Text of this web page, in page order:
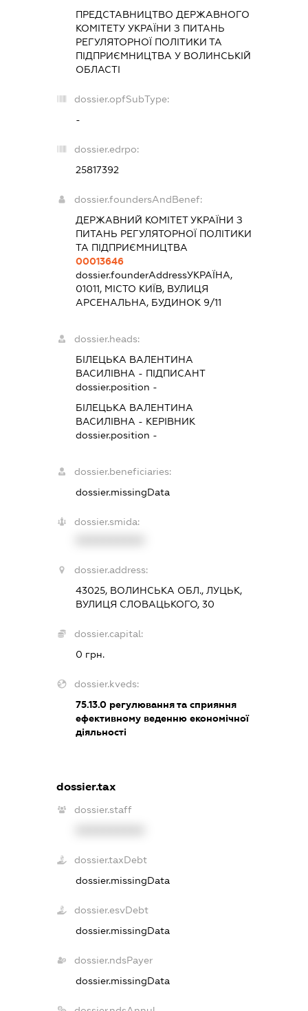
ПРЕДСТАВНИЦТВО ДЕРЖАВНОГО
КОМІТЕТУ УКРАЇНИ З ПИТАНЬ
РЕГУЛЯТОРНОЇ ПОЛІТИКИ ТА
ПІДПРИЄМНИЦТВА У ВОЛИНСЬКІЙ
ОБЛАСТІ
dossier.opfSubType:
-
dossier.edrpo:
25817392
dossier.foundersAndBenef:
ДЕРЖАВНИЙ КОМІТЕТ УКРАЇНИ З
ПИТАНЬ РЕГУЛЯТОРНОЇ ПОЛІТИКИ
ТА ПІДПРИЄМНИЦТВА
00013646
dossier.founderAddressУКРАЇНА,
01011, МІСТО КИЇВ, ВУЛИЦЯ
АРСЕНАЛЬНА, БУДИНОК 9/11
dossier.heads:
БІЛЕЦЬКА ВАЛЕНТИНА
ВАСИЛІВНА - ПІДПИСАНТ
dossier.position -
БІЛЕЦЬКА ВАЛЕНТИНА
ВАСИЛІВНА - КЕРІВНИК
dossier.position -
dossier.beneficiaries:
dossier.missingData
dossier.smida:
dossier.address:
43025, ВОЛИНСЬКА ОБЛ., ЛУЦЬК,
ВУЛИЦЯ СЛОВАЦЬКОГО, 30
dossier.capital:
0 грн.
dossier.kveds:
75.13.0 регулювання та сприяння
ефективному веденню економічної
діяльності
dossier.tax
dossier.staff
dossier.taxDebt
dossier.missingData
dossier.esvDebt
dossier.missingData
dossier.ndsPayer
dossier.missingData